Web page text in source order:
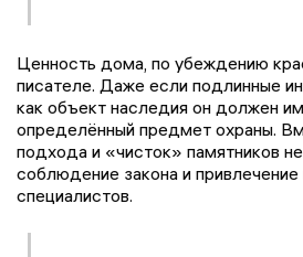
Ценность дома, по убеждению
писателе. Даже если подлинные
как объект наследия он должен
определённый предмет охраны.
подхода и «чисток» памятников
соблюдение закона и
специалистов.